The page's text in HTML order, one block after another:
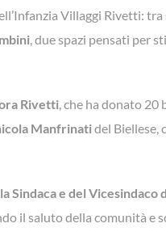
Villaggi Rivetti:
, due spazi pensati per
Rivetti, che ha donato 20
Manfrinatidel Biellese,
Sindaca e del Vicesindaco
il saluto della comunità e